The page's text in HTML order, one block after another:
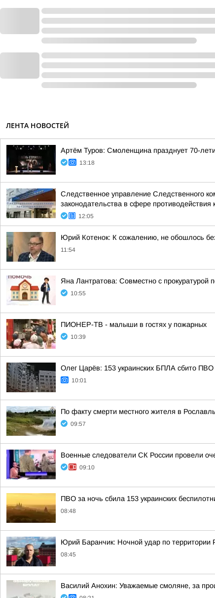
ЛЕНТА НОВОСТЕЙ
Артём Туров: Смоленщина празднует 70-
13:18
Следственное управление Следственного
законодательства в сфере противодействия
12:05
Юрий Котенок: К сожалению, не обошлось
11:54
Яна Лантратова: Совместно с прокуратурой
10:55
ПИОНЕР-ТВ - малыши в гостях у пожарных
10:39
Олег Царёв: 153 украинских БПЛА сбито
10:01
По факту смерти местного жителя в
09:57
Военные следователи СК России провели
09:10
ПВО за ночь сбила 153 украинских
08:48
Юрий Баранчик: Ночной удар по территории
08:45
Василий Анохин: Уважаемые смоляне, за